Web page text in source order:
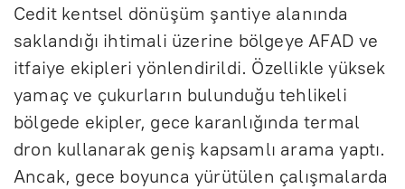
Cedit kentsel dönüşüm şantiye alanında
saklandığı ihtimali üzerine bölgeye AFAD ve
itfaiye ekipleri yönlendirildi. Özellikle yüksek
yamaç ve çukurların bulunduğu tehlikeli
bölgede ekipler, gece karanlığında termal
dron kullanarak geniş kapsamlı arama yaptı.
Ancak, gece boyunca yürütülen çalışmalarda